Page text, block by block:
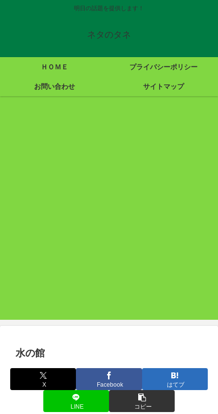
明日の話題を提供します！
ネタのタネ
ＨＯＭＥ プライバシーポリシー
お問い合わせ サイトマップ
水の館
X Facebook はてブ
LINE コピー